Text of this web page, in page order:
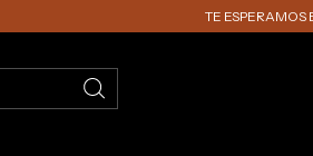
TE ESPERAMOS